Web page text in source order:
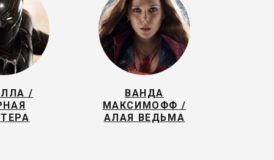
/
ВАНДА
МАКСИМОФФ /
АЛАЯ ВЕДЬМА